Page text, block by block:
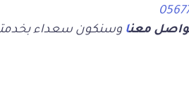
معنا وسنكون سعداء